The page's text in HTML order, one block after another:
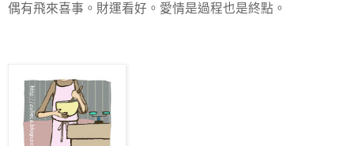
偶有飛來喜事。財運看好。愛情是過程也是終點。